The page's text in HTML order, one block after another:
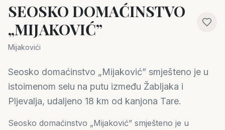
SEOSKO DOMAĆINSTVO
„MIJAKOVIĆ”
Mijakovići
Seosko domaćinstvo „Mijaković” smješteno je u
istoimenom selu na putu između Žabljaka i
Pljevalja, udaljeno 18 km od kanjona Tare.
Seosko domaćinstvo „Mijaković” smješteno je u